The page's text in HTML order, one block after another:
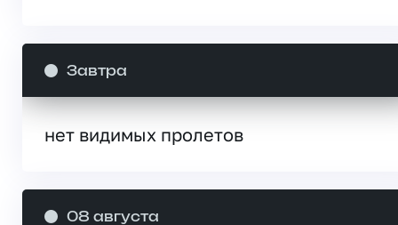
Завтра
нет видимых пролетов
08 августа